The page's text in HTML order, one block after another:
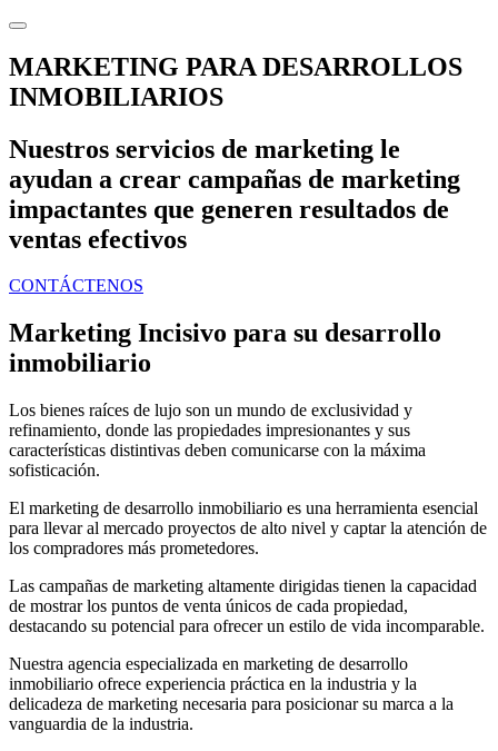
MARKETING PARA DESARROLLOS
INMOBILIARIOS
Nuestros servicios de marketing le
ayudan a crear campañas de marketing
impactantes que generen resultados de
ventas efectivos
CONTÁCTENOS
Marketing Incisivo para su desarrollo
inmobiliario
Los bienes raíces de lujo son un mundo de exclusividad y
refinamiento, donde las propiedades impresionantes y sus
características distintivas deben comunicarse con la máxima
sofisticación.
El marketing de desarrollo inmobiliario es una herramienta esencial
para llevar al mercado proyectos de alto nivel y captar la atención de
los compradores más prometedores.
Las campañas de marketing altamente dirigidas tienen la capacidad
de mostrar los puntos de venta únicos de cada propiedad,
destacando su potencial para ofrecer un estilo de vida incomparable.
Nuestra agencia especializada en marketing de desarrollo
inmobiliario ofrece experiencia práctica en la industria y la
delicadeza de marketing necesaria para posicionar su marca a la
vanguardia de la industria.